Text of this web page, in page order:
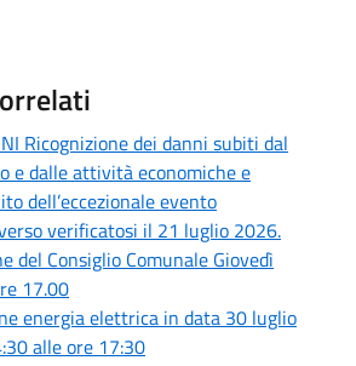
Ricognizione dei danni subiti dal
e dalle attività economiche e
dell’eccezionale evento
verificatosi il 21 luglio 2026.
del Consiglio Comunale Giovedì
17.00
energia elettrica in data 30 luglio
alle ore 17:30